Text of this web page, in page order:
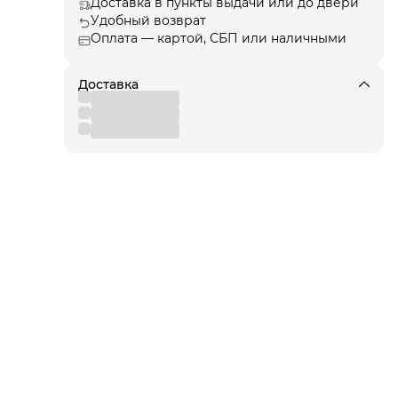
Удобный возврат
Оплата — картой, СБП или наличными
Доставка